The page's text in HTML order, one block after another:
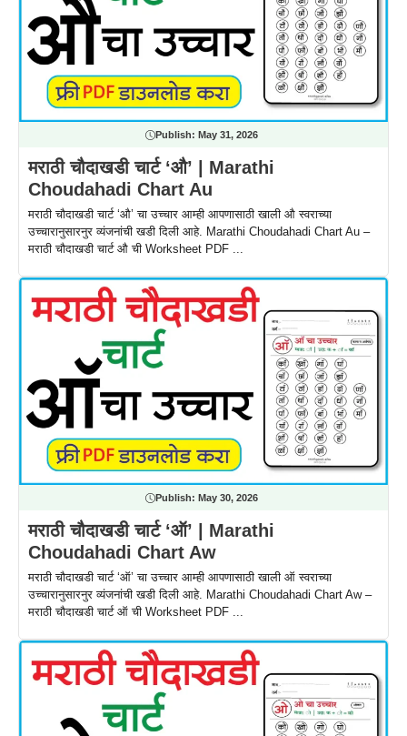
Publish: May 31, 2026
मराठी चौदाखडी चार्ट ‘औ’ | Marathi
Choudahadi Chart Au
मराठी चौदाखडी चार्ट ‘औ’ चा उच्चार आम्ही आपणासाठी खाली औ स्वराच्या
उच्चारानुसारनुर व्यंजनांची खडी दिली आहे. Marathi Choudahadi Chart Au –
मराठी चौदाखडी चार्ट औ ची Worksheet PDF ...
Publish: May 30, 2026
मराठी चौदाखडी चार्ट ‘ऑ’ | Marathi
Choudahadi Chart Aw
मराठी चौदाखडी चार्ट ‘ऑ’ चा उच्चार आम्ही आपणासाठी खाली ऑ स्वराच्या
उच्चारानुसारनुर व्यंजनांची खडी दिली आहे. Marathi Choudahadi Chart Aw –
मराठी चौदाखडी चार्ट ऑ ची Worksheet PDF ...